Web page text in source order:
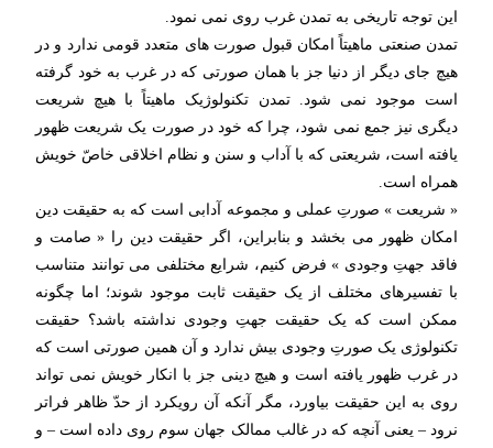
این توجه تاریخی به تمدن غرب روی نمی نمود.
تمدن صنعتی ماهیتاً امکان قبول صورت های متعدد قومی ندارد و در
هیچ جای دیگر از دنیا جز با همان صورتی که در غرب به خود گرفته
است موجود نمی شود. تمدن تکنولوژیک ماهیتاً با هیچ شریعت
دیگری نیز جمع نمی شود، چرا که خود در صورت یک شریعت ظهور
یافته است، شریعتی که با آداب و سنن و نظام اخلاقی خاصّ خویش
همراه است.
« شریعت » صورتِ عملی و مجموعه آدابی است که به حقیقت دین
امکان ظهور می بخشد و بنابراین، اگر حقیقت دین را « صامت و
فاقد جهتِ وجودی » فرض کنیم، شرایع مختلفی می توانند متناسب
با تفسیرهای مختلف از یک حقیقت ثابت موجود شوند؛ اما چگونه
ممکن است که یک حقیقت جهتِ وجودی نداشته باشد؟ حقیقت
تکنولوژی یک صورتِ وجودی بیش ندارد و آن همین صورتی است که
در غرب ظهور یافته است و هیچ دینی جز با انکار خویش نمی تواند
روی به این حقیقت بیاورد، مگر آنکه آن رویکرد از حدّ ظاهر فراتر
نرود – یعنی آنچه که در غالب ممالک جهان سوم روی داده است – و